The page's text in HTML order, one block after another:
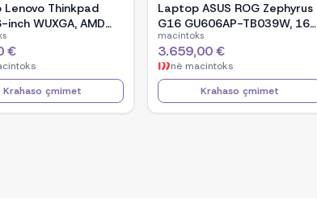
Thinkpad
inch WUXGA, AMD
Pro-7535U, 16GB
512GB SSD -
€
Krahaso çmimet
Laptop ASUS ROG Zephyrus
G16 GU606AP-TB039W, 16-
inch OLED, Intel Core Ultra 9
386H, NVIDIA GeForce RTX
5070, 32GB RAM, 1TB SSD,
Windows 11 - White
macintoks
3.659,00 €
në macintoks
Krahaso çmimet